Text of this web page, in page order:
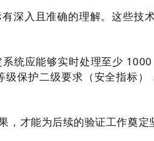
深入且准确的理解。这些技
统应能够实时处理至少
保护二级要求（安全指标
才能为后续的验证工作奠定